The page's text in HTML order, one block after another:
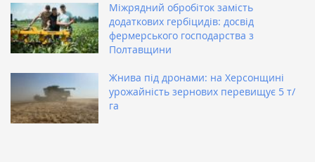
Міжрядний обробіток замість
додаткових гербіцидів: досвід
фермерського господарства з
Полтавщини
Жнива під дронами: на Херсонщині
урожайність зернових перевищує 5 т/
га